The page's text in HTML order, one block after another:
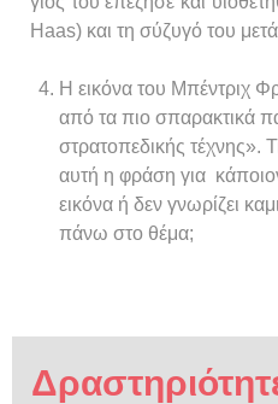
Haas) και τη σύζυγό του
Η εικόνα του Μπέντριχ
από τα πιο σπαρακτικά
στρατοπεδικής τέχνης».
αυτή η φράση για
εικόνα ή δεν γνωρίζει
πάνω στο θέμα;